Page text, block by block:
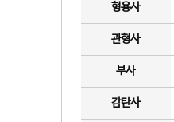
형용사
관형사
부사
감탄사